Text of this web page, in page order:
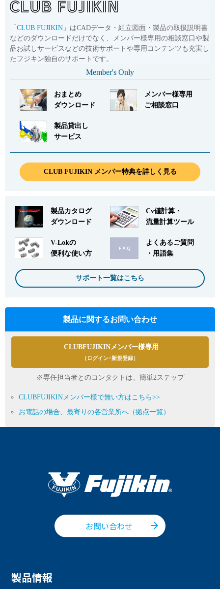
「 CLUB FUJIKIN 」はCADデータ・組立図面・製品の取扱説明書
などのダウンロードだけでなく、メンバー様専用の相談窓口や製
品お試しサービスなどの技術サポートや専用コンテンツも充実し
たフジキン独自のサポートです。
Member's Only
おまとめ
ダウンロード
メンバー様専用
ご相談窓口
製品貸出し
サービス
CLUB FUJIKIN メンバー特典を詳しく見る
製品カタログ
ダウンロード
Cv値計算・
流量計算ツール
V-Lokの
便利な使い方
よくあるご質問
・用語集
サポート一覧はこちら
製品に関するお問い合わせ
CLUBFUJIKINメンバー様専用
（ログイン･新規登録）
※専任担当者とのコンタクトは、簡単2ステップ
CLUBFUJIKINメンバー様で無い方はこちら>>
お電話の場合、最寄りの各営業所へ（拠点一覧）
お問い合わせ
製品情報